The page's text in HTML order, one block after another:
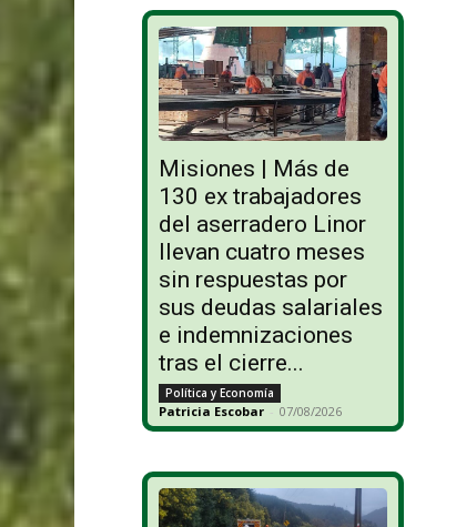
Misiones | Más de
130 ex trabajadores
del aserradero Linor
llevan cuatro meses
sin respuestas por
sus deudas salariales
e indemnizaciones
tras el cierre...
Política y Economía
Patricia Escobar - 07/08/2026